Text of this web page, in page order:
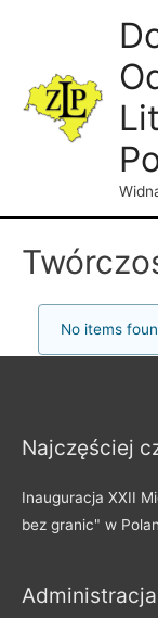
No items
Najczęściej
Inauguracja XXII
bez granic" w